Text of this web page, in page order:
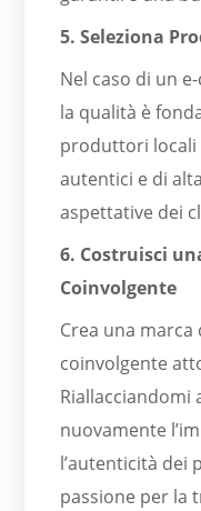
5. Seleziona
Nel caso di un
la qualità è
produttori locali
autentici e di
aspettative dei
6. Costruisci
Coinvolgente
Crea una
coinvolgente
Riallacciandomi
nuovamente
l’autenticità dei
passione per la